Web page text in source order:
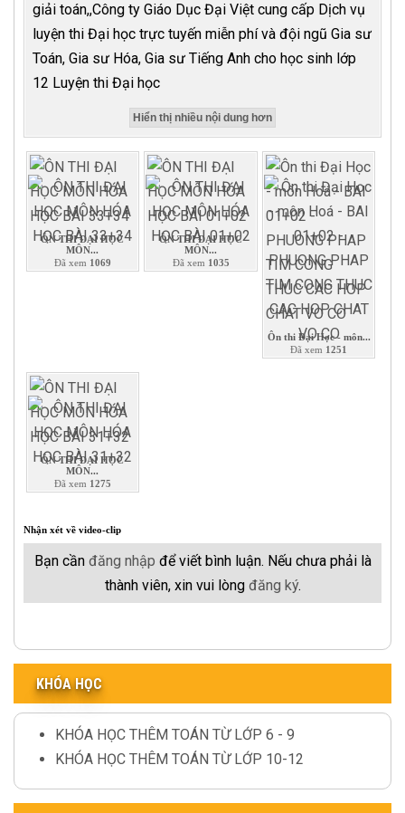
giải toán,,Công ty Giáo Dục Đại Việt cung cấp Dịch vụ
luyện thi Đại học trực tuyến miễn phí và đội ngũ Gia sư
Toán, Gia sư Hóa, Gia sư Tiếng Anh cho học sinh lớp
12 Luyện thi Đại học
Hiển thị nhiều nội dung hơn
ÔN THI ĐẠI HỌC
MÔN...
Đã xem 1069
ÔN THI ĐẠI HỌC
MÔN...
Đã xem 1035
Ôn thi Đại Học - môn...
Đã xem 1251
ÔN THI ĐẠI HỌC
MÔN...
Đã xem 1275
Nhận xét về video-clip
Bạn cần đăng nhập để viết bình luận. Nếu chưa phải là
thành viên, xin vui lòng đăng ký.
KHÓA HỌC
KHÓA HỌC THÊM TOÁN TỪ LỚP 6 - 9
KHÓA HỌC THÊM TOÁN TỪ LỚP 10-12